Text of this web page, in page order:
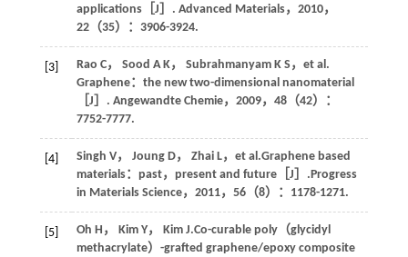
applications［J］. Advanced Materials， 2010，
22（35）：3906-3924.
[3] Rao C， Sood A K， Subrahmanyam K S ，et al.
Graphene：the new two-dimensional nanomaterial
［J］. Angewandte Chemie， 2009， 48（42）：
7752-7777.
[4] Singh V， Joung D， Zhai L，et al.Graphene based
materials：past，present and future［J］.Progress
in Materials Science， 2011， 56（8）：1178-1271.
[5] Oh H ， Kim Y， Kim J.Co-curable poly（glycidyl
methacrylate）-grafted graphene/epoxy composite